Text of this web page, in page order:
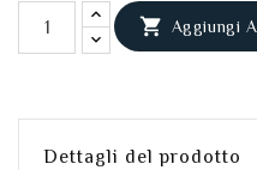
 Aggiungi
Dettagli del prodotto